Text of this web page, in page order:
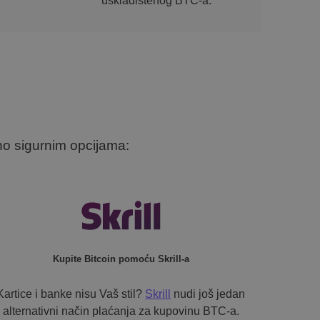
sigurnim opcijama:
Kupite Bitcoin pomoću Skrill-a
i banke nisu Vaš stil? Skrill
nudi još jedan
alternativni način plaćanja za kupovinu BTC-a.